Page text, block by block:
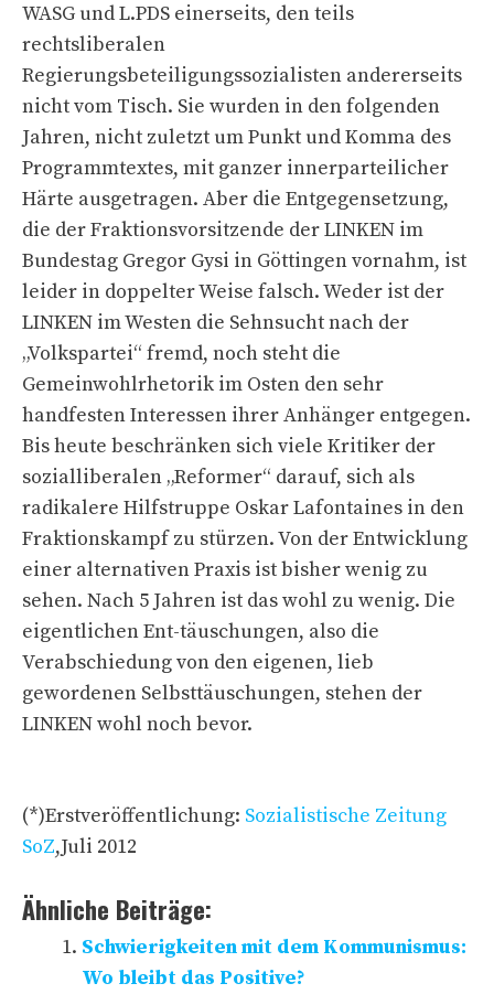
WASG und L.PDS einerseits, den teils
rechtsliberalen
Regierungsbeteiligungssozialisten andererseits
nicht vom Tisch. Sie wurden in den folgenden
Jahren, nicht zuletzt um Punkt und Komma des
Programmtextes, mit ganzer innerparteilicher
Härte ausgetragen. Aber die Entgegensetzung,
die der Fraktionsvorsitzende der LINKEN im
Bundestag Gregor Gysi in Göttingen vornahm, ist
leider in doppelter Weise falsch. Weder ist der
LINKEN im Westen die Sehnsucht nach der
„Volkspartei“ fremd, noch steht die
Gemeinwohlrhetorik im Osten den sehr
handfesten Interessen ihrer Anhänger entgegen.
Bis heute beschränken sich viele Kritiker der
sozialliberalen „Reformer“ darauf, sich als
radikalere Hilfstruppe Oskar Lafontaines in den
Fraktionskampf zu stürzen. Von der Entwicklung
einer alternativen Praxis ist bisher wenig zu
sehen. Nach 5 Jahren ist das wohl zu wenig. Die
eigentlichen Ent-täuschungen, also die
Verabschiedung von den eigenen, lieb
gewordenen Selbsttäuschungen, stehen der
LINKEN wohl noch bevor.
(*)Erstveröffentlichung: Sozialistische Zeitung
SoZ,Juli 2012
Ähnliche Beiträge:
Schwierigkeiten mit dem Kommunismus:
Wo bleibt das Positive?